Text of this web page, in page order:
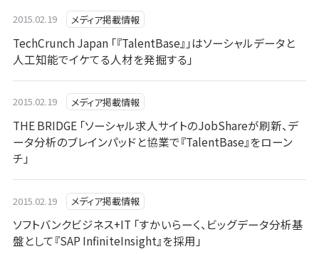
2015.02.19 メディア掲載情報
TechCrunch Japan 「『TalentBase』」はソーシャルデータと
人工知能でイケてる人材を発掘する」
2015.02.19 メディア掲載情報
THE BRIDGE 「ソーシャル求人サイトのJobShareが刷新、デ
ータ分析のブレインパッドと協業で『TalentBase』をローン
チ」
2015.02.19 メディア掲載情報
ソフトバンクビジネス+IT 「すかいらーく、ビッグデータ分析基
盤として『SAP InfiniteInsight』を採用」